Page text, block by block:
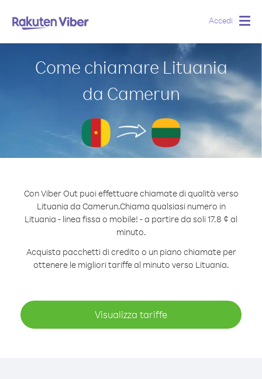
Accedi
Come chiamare Lituania
da Camerun
Con Viber Out puoi effettuare chiamate di qualità verso
Lituania da Camerun.Chiama qualsiasi numero in
Lituania - linea fissa o mobile! - a partire da soli 17.8 ¢ al
minuto.
Acquista pacchetti di credito o un piano chiamate per
ottenere le migliori tariffe al minuto verso Lituania.
Visualizza tariffe